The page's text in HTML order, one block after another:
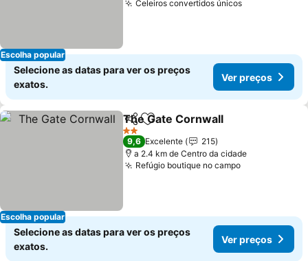
Escolha popular
Celeiros convertidos únicos
Selecione as datas para ver os preços
exatos.
Ver preços
Escolha popular
PartilharAdicionar aos favoritos
The Gate Cornwall
2 Estrelas
9,6 Excelente
215
a 2.4 km de Centro da cidade
Refúgio boutique no campo
Selecione as datas para ver os preços
exatos.
Ver preços